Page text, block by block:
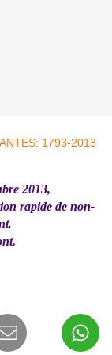
2013,
rapide de non-